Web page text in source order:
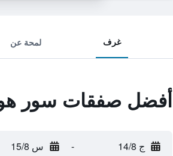
غرف لمحة عن
أفضل صفقات سور
ج 14/8 - س 15/8